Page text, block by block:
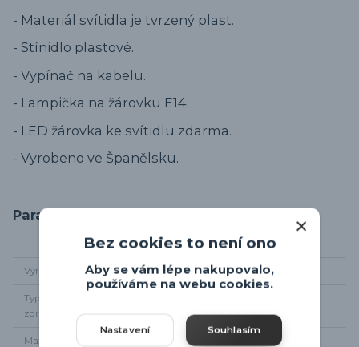
- Materiál svítidla je tvrzený plast.
- Stínidlo plastové.
- Vypínač na kabelu.
- Lampička na žárovku E14.
- LED žárovka ke svítidlu zdarma.
- Vyrobeno ve Španělsku.
Parametry
Výrobce Dalber
Typ světelného
zdroje
Maximální
Bez cookies to není ono
Aby se vám lépe nakupovalo,
používáme na webu cookies.
Nastavení Souhlasím